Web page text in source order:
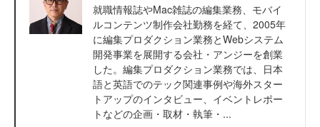
就職情報誌やMac雑誌の編集業務、モバイ
ルコンテンツ制作会社勤務を経て、2005年
に編集プロダクション業務とWebシステム
開発事業を展開する会社・アンジーを創業
した。編集プロダクション業務では、日本
語と英語でのテック関連事例や海外スター
トアップのインタビュー、イベントレポー
トなどの企画・取材・執筆・...